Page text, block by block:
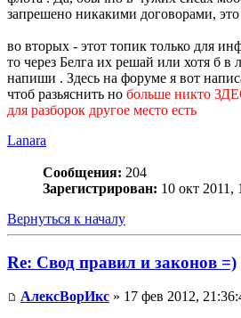
запрешено никакими договорами,
во вторых - этот топик только для
то через Белга их решай или хотя б в
напиши . Здесь на форуме я вот
чтоб разьяснить но больше никто
для разборок другое место есть
Lanara
Сообщения: 204
Зарегистрирован: 10 окт 2011,
Вернуться к началу
Re: Свод правил и законов =)
АлексВорИкс » 17 фев 2012,